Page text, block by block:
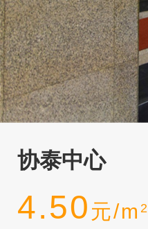
协泰中心
4.50 元/m 2